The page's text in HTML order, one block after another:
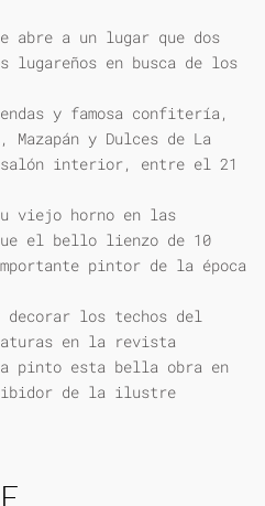
abre a un lugar que dos
en busca de los
y famosa confitería,
y Dulces de La
salón interior, entre el 21
viejo horno en las
el bello lienzo de 10
pintor de la época
los techos del
en la revista
pinto esta bella obra en
de la ilustre